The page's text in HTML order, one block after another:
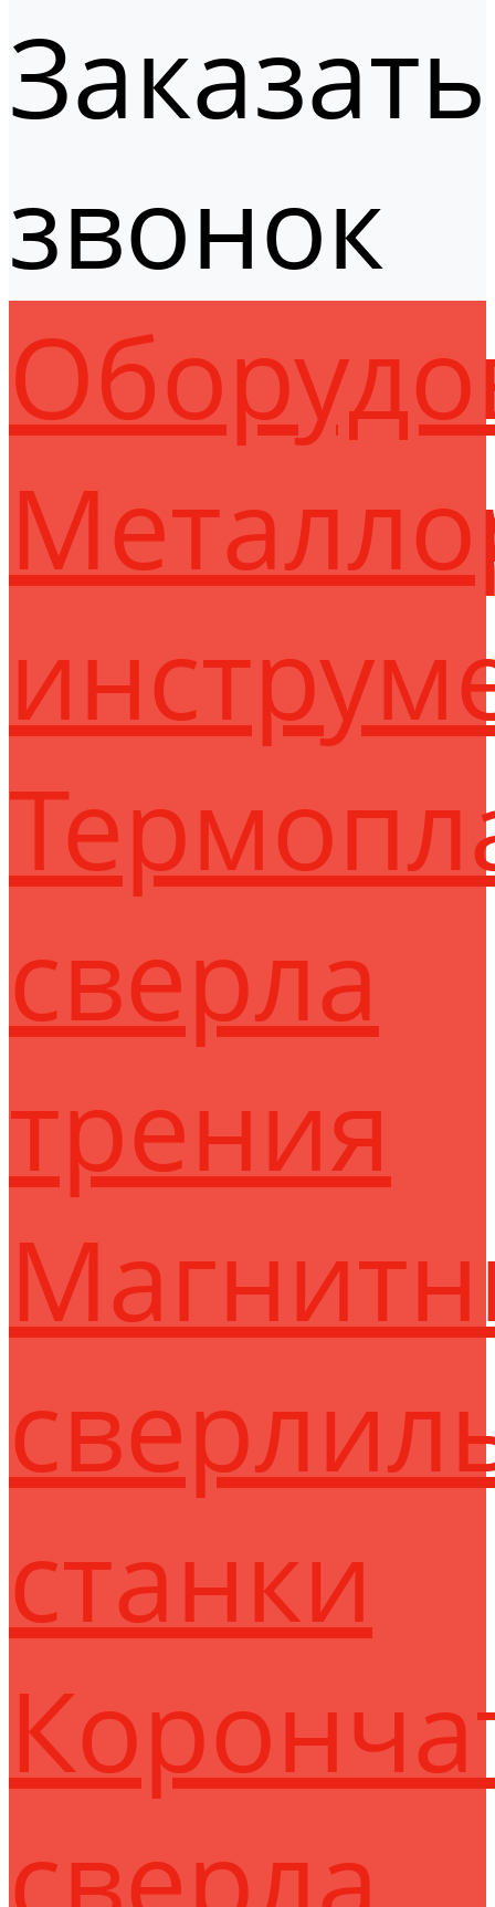
Заказать
звонок
сверла
трения
станки